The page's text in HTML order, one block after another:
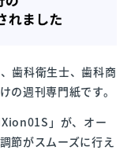
歯科衛生士、歯科商
の週刊専門紙です。
」が、オー
節がスムーズに行え